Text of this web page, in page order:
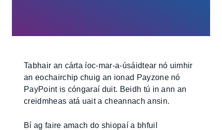
Tabhair an cárta íoc-mar-a-úsáidtear nó uimhir
an eochairchip chuig an ionad Payzone nó
PayPoint is cóngaraí duit. Beidh tú in ann an
creidmheas atá uait a cheannach ansin.
Bí ag faire amach do shiopaí a bhfuil